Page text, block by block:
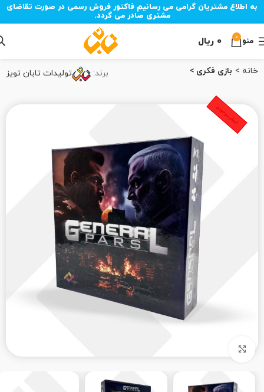
به اطلاع مشتریان گرامی می رسانیم فاکتور فروش رسمی در صورت تقاضای
مشتری صادر می گردد.
منو 0 ۰ ریال
خانه بازی فکری برند: تولیدات تابان تویز
اتمام موجودی